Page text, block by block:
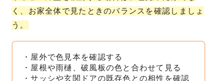
く、お家全体で見たときのバランスを確認しましょ
う。
・屋外で色見本を確認する
・屋根や雨樋、破風板の色と合わせて見る
・サッシや玄関ドアの既存色との相性を確認